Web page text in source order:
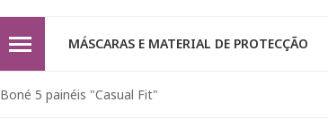
MÁSCARAS E MATERIAL DE PROTECÇÃO
Boné 5 painéis "Casual Fit"